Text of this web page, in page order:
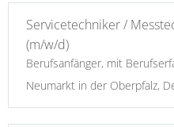
Servicetechniker /
(m/w/d)
Berufsanfänger, mit
Neumarkt in der Oberpfalz,